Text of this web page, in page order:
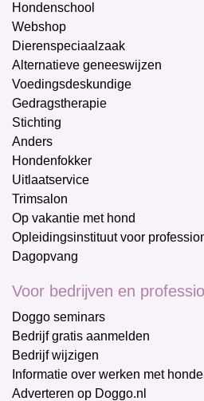
Hondenschool
Webshop
Dierenspeciaalzaak
Alternatieve geneeswijzen
Voedingsdeskundige
Gedragstherapie
Stichting
Anders
Hondenfokker
Uitlaatservice
Trimsalon
Op vakantie met hond
Opleidingsinstituut voor
Dagopvang
Voor bedrijven en
Doggo seminars
Bedrijf gratis aanmelden
Bedrijf wijzigen
Informatie over werken met
Adverteren op Doggo.nl